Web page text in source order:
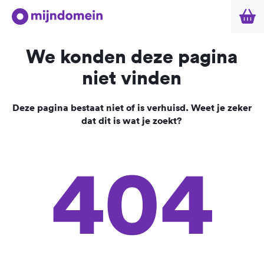
We konden deze pagina
niet vinden
Deze pagina bestaat niet of is verhuisd. Weet je zeker
dat dit is wat je zoekt?
404